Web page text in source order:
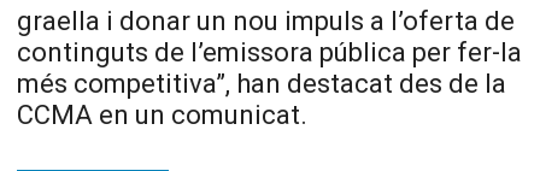
graella i donar un nou impuls a l’oferta de
continguts de l’emissora pública per fer-la
més competitiva”, han destacat des de la
CCMA en un comunicat.